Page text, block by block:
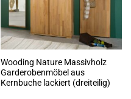
Wooding Nature Massivholz
Garderobenmöbel aus
Kernbuche lackiert (dreiteilig)